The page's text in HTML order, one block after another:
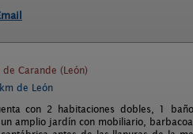
de Carande (León)
de León
con 2 habitaciones dobles, 1
amplio jardín con mobiliario,